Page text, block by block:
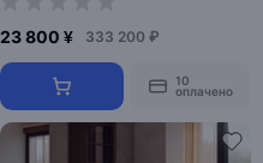
23 800 ¥ 333 200 ₽
10
оплачено